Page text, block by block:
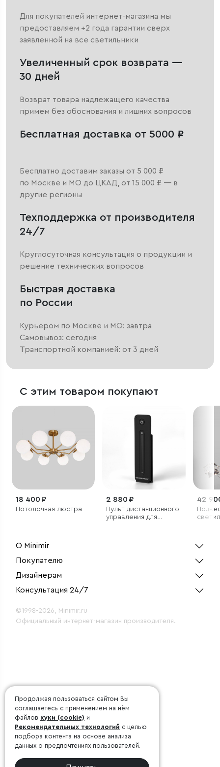
Для покупателей интернет-магазина мы
предоставляем +2 года гарантии сверх
заявленной на все светильники
Увеличенный срок возврата —
30 дней
Возврат товара надлежащего качества
примем без обоснования и лишних вопросов
Бесплатная доставка от 5000 ₽
Бесплатно доставим заказы от 5 000 ₽
по Москве и МО до ЦКАД, от 15 000 ₽ — в
другие регионы
Техподдержка от производителя
24/7
Круглосуточная консультация о продукции и
решение технических вопросов
Быстрая доставка
по России
Курьером по Москве и МО: завтра
Самовывоз: сегодня
Транспортной компанией: от 3 дней
С этим товаром покупают
18 400 ₽
Потолочная люстра
2 880 ₽
Пульт дистанционного
управления для
42
О Minimir
Покупателю
Дизайнерам
Консультация 24/7
©1998-2026, Minimir.ru
Официальный интернет-магазин производителя.
Продолжая пользоваться сайтом Вы
соглашаетесь с применением на нём
файлов куки (cookie) и
Рекомендательных технологий с целью
подбора контента на основе анализа
данных о предпочтениях пользователей.